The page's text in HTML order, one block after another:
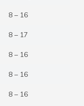
8 – 16
8 – 17
8 – 16
8 – 16
8 – 16